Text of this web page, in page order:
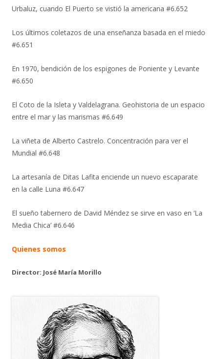
Urbaluz, cuando El Puerto se vistió la americana #6.652
Los últimos coletazos de una enseñanza basada en el miedo
#6.651
En 1970, bendición de los espigones de Poniente y Levante
#6.650
El Coto de la Isleta y Valdelagrana. Geohistoria de un espacio
entre el mar y las marismas #6.649
La viñeta de Alberto Castrelo. Concentración para ver el
Mundial #6.648
La artesanía de Ditas Lafita enciende un nuevo escaparate
en la calle Luna #6.647
El sueño tabernero de David Méndez se sirve en vaso en ‘La
Media Chica’ #6.646
Quienes somos
Director: José María Morillo